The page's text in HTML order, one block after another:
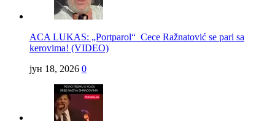
ACA LUKAS: „Portparol“ Cece Ražnatović se pari sa
kerovima! (VIDEO)
јун 18, 2026 0